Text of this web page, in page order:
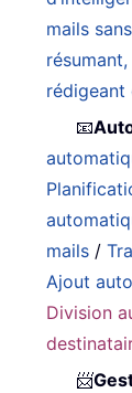
mails
rédigeant
📧
mails /
Ajout
Division
📨